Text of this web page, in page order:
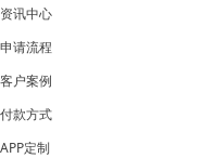
资讯中心
申请流程
客户案例
付款方式
APP定制